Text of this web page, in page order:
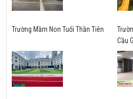
Trường Mầm Non Tuổi Thần Tiên
Cầu